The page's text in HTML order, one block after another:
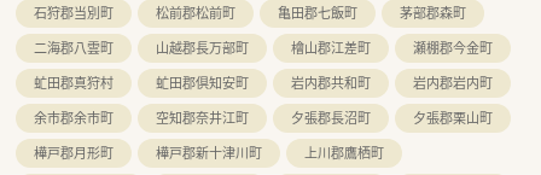
石狩郡当別町
松前郡松前町 亀田郡七飯町
茅部郡森町
二海郡八雲町
山越郡長万部町 檜山郡江差町
瀬棚郡今金町
虻田郡真狩村
虻田郡倶知安町 岩内郡共和町
岩内郡岩内町
余市郡余市町
空知郡奈井江町 夕張郡長沼町
夕張郡栗山町
樺戸郡月形町
樺戸郡新十津川町
上川郡鷹栖町